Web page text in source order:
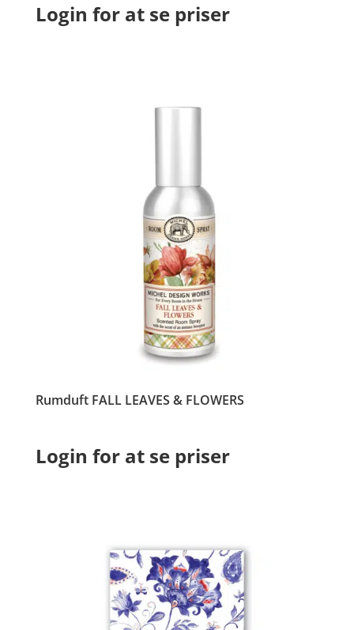
Login for at se priser
Rumduft FALL LEAVES & FLOWERS
Login for at se priser